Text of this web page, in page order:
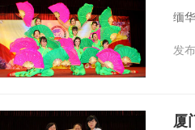
缅
发
厦